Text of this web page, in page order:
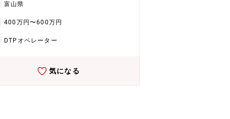
富山県
400万円〜600万円
DTPオペレーター
気になる